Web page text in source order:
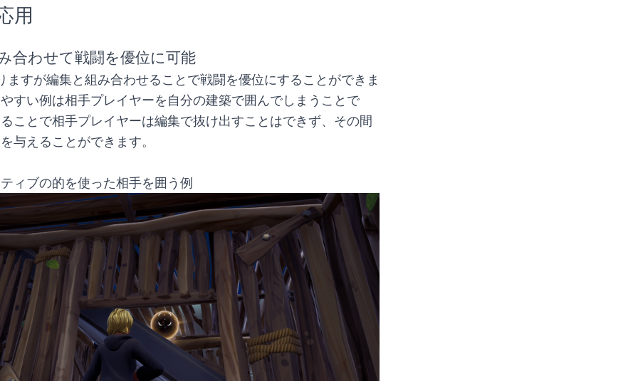
用
合わせて戦闘を優位に可能
ますが編集と組み合わせることで戦闘を優位にすることができま
すい例は相手プレイヤーを自分の建築で囲んでしまうことで
ことで相手プレイヤーは編集で抜け出すことはできず、その間
与えることができます。
ィブの的を使った相手を囲う例